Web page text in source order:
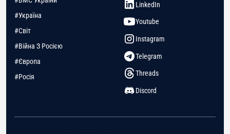
#Україна
#Світ
#Війна З Росією
#Європа
#Росія
LinkedIn
Youtube
Instagram
Telegram
Threads
Discord